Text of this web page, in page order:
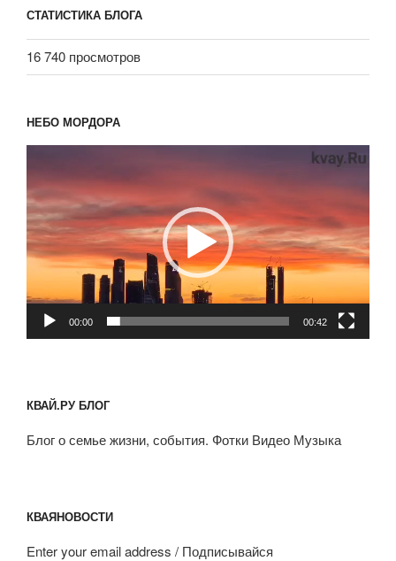
СТАТИСТИКА БЛОГА
16 740 просмотров
НЕБО МОРДОРА
00:00 00:42
КВАЙ.РУ БЛОГ
Блог о семье жизни, события. Фотки Видео Музыка
КВАЯНОВОСТИ
Enter your email address / Подписывайся